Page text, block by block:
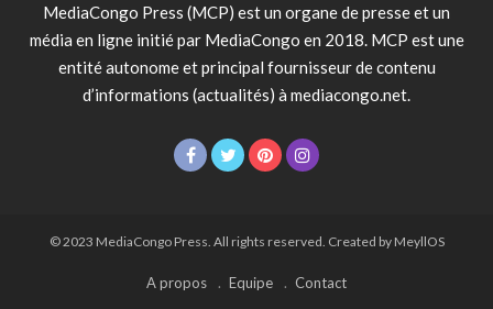
MediaCongo Press (MCP) est un organe de presse et un
média en ligne initié par MediaCongo en 2018. MCP est une
entité autonome et principal fournisseur de contenu
d’informations (actualités) à mediacongo.net.
© 2023 MediaCongo Press. All rights reserved. Created by MeyllOS
A propos Equipe Contact